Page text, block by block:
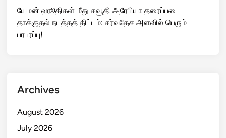
யேமன் ஹூதிகள் மீது சவூதி அரேபியா தரைப்படை
தாக்குதல் நடத்தத் திட்டம்: சர்வதேச அளவில் பெரும்
பரபரப்பு!
Archives
August 2026
July 2026